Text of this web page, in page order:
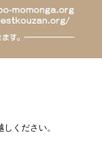
ください。